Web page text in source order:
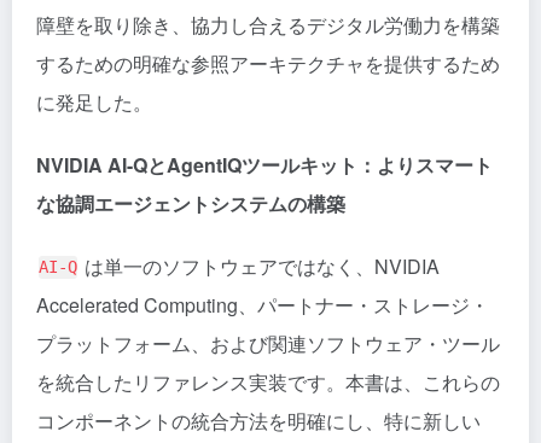
障壁を取り除き、協力し合えるデジタル労働力を構築
するための明確な参照アーキテクチャを提供するため
に発足した。
NVIDIA AI-QとAgentIQツールキット：よりスマート
な協調エージェントシステムの構築
AI-Q は単一のソフトウェアではなく、NVIDIA
Accelerated Computing、パートナー・ストレージ・
プラットフォーム、および関連ソフトウェア・ツール
を統合したリファレンス実装です。本書は、これらの
コンポーネントの統合方法を明確にし、特に新しい